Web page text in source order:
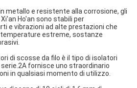
metallo e resistente alla corrosione, gli
Ho'an sono stabili per
e vibrazioni ad alte prestazioni che
estreme, sostanze
di scosse da filo è il tipo di isolatori
fornisce uno straordinario
in qualsiasi momento di utilizzo.